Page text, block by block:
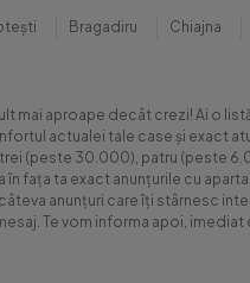
Bragadiru Chiajna
mai aproape decât crezi! Ai o
actualei tale case și exact
(peste 30.000), patru (peste
în fața ta exact anunțurile cu
anunțuri care îți stârnesc
Te vom informa apoi,